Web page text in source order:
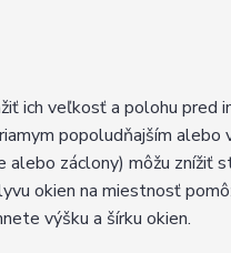
ich veľkosť a polohu pred
popoludňajším alebo
záclony) môžu znížiť
okien na miestnosť
výšku a šírku okien.